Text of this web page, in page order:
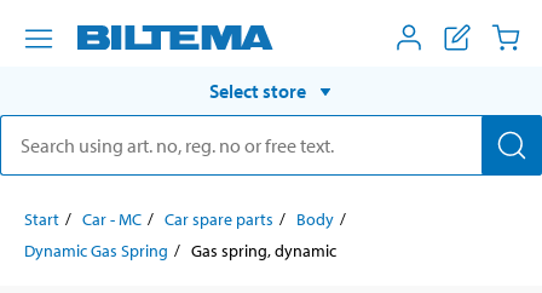
Select store
Start Car - MC Car spare parts
Body
Dynamic Gas Spring
Gas spring, dynamic